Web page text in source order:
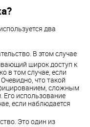
два
В этом случае
широк доступ к
в том случае, если
что такой
сложным
использование
если наблюдается
Это один из